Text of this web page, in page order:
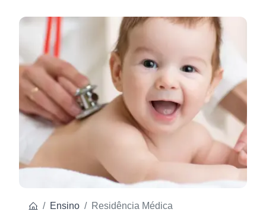
Ensino Residência Médica